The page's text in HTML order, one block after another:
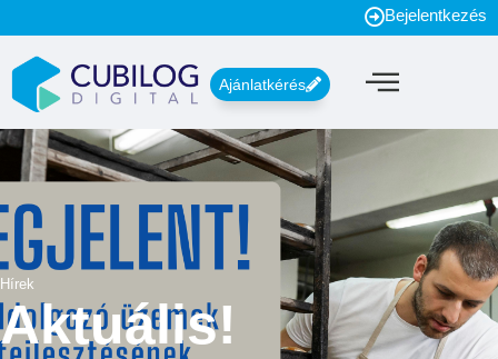
Bejelentkezés
Ajánlatkérés
Hírek
Aktuális!